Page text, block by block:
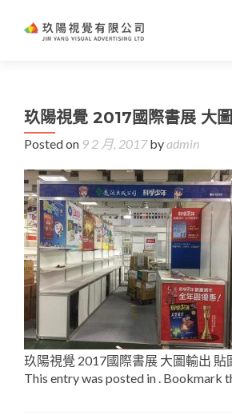
玖陽視覺 2017國際書展 大
Posted on 9 2 月, 2017byadmin
玖陽視覺 2017國際書展 大圖輸出 貼
This entry was posted in . Bookmark